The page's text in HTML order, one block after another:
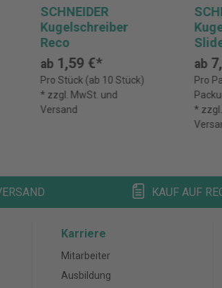
SCHNEIDER
Kugelschreiber
Reco
ab 1,59 €*
Pro Stück (ab 10 Stück)
* zzgl. MwSt. und
Versand
8
ab
Pro
*
KAUF AUF
Karriere
Mitarbeiter
Ausbildung